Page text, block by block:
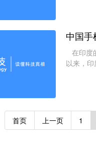
中国
在印度
以来，
首页 上一页 1